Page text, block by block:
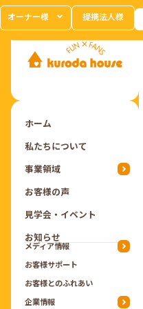
オーナー様 提携法人様
ホーム
私たちについて
事業領域
お客様の声
見学会・イベント
お知らせ
メディア情報
お客様サポート
お客様とのふれあい
企業情報